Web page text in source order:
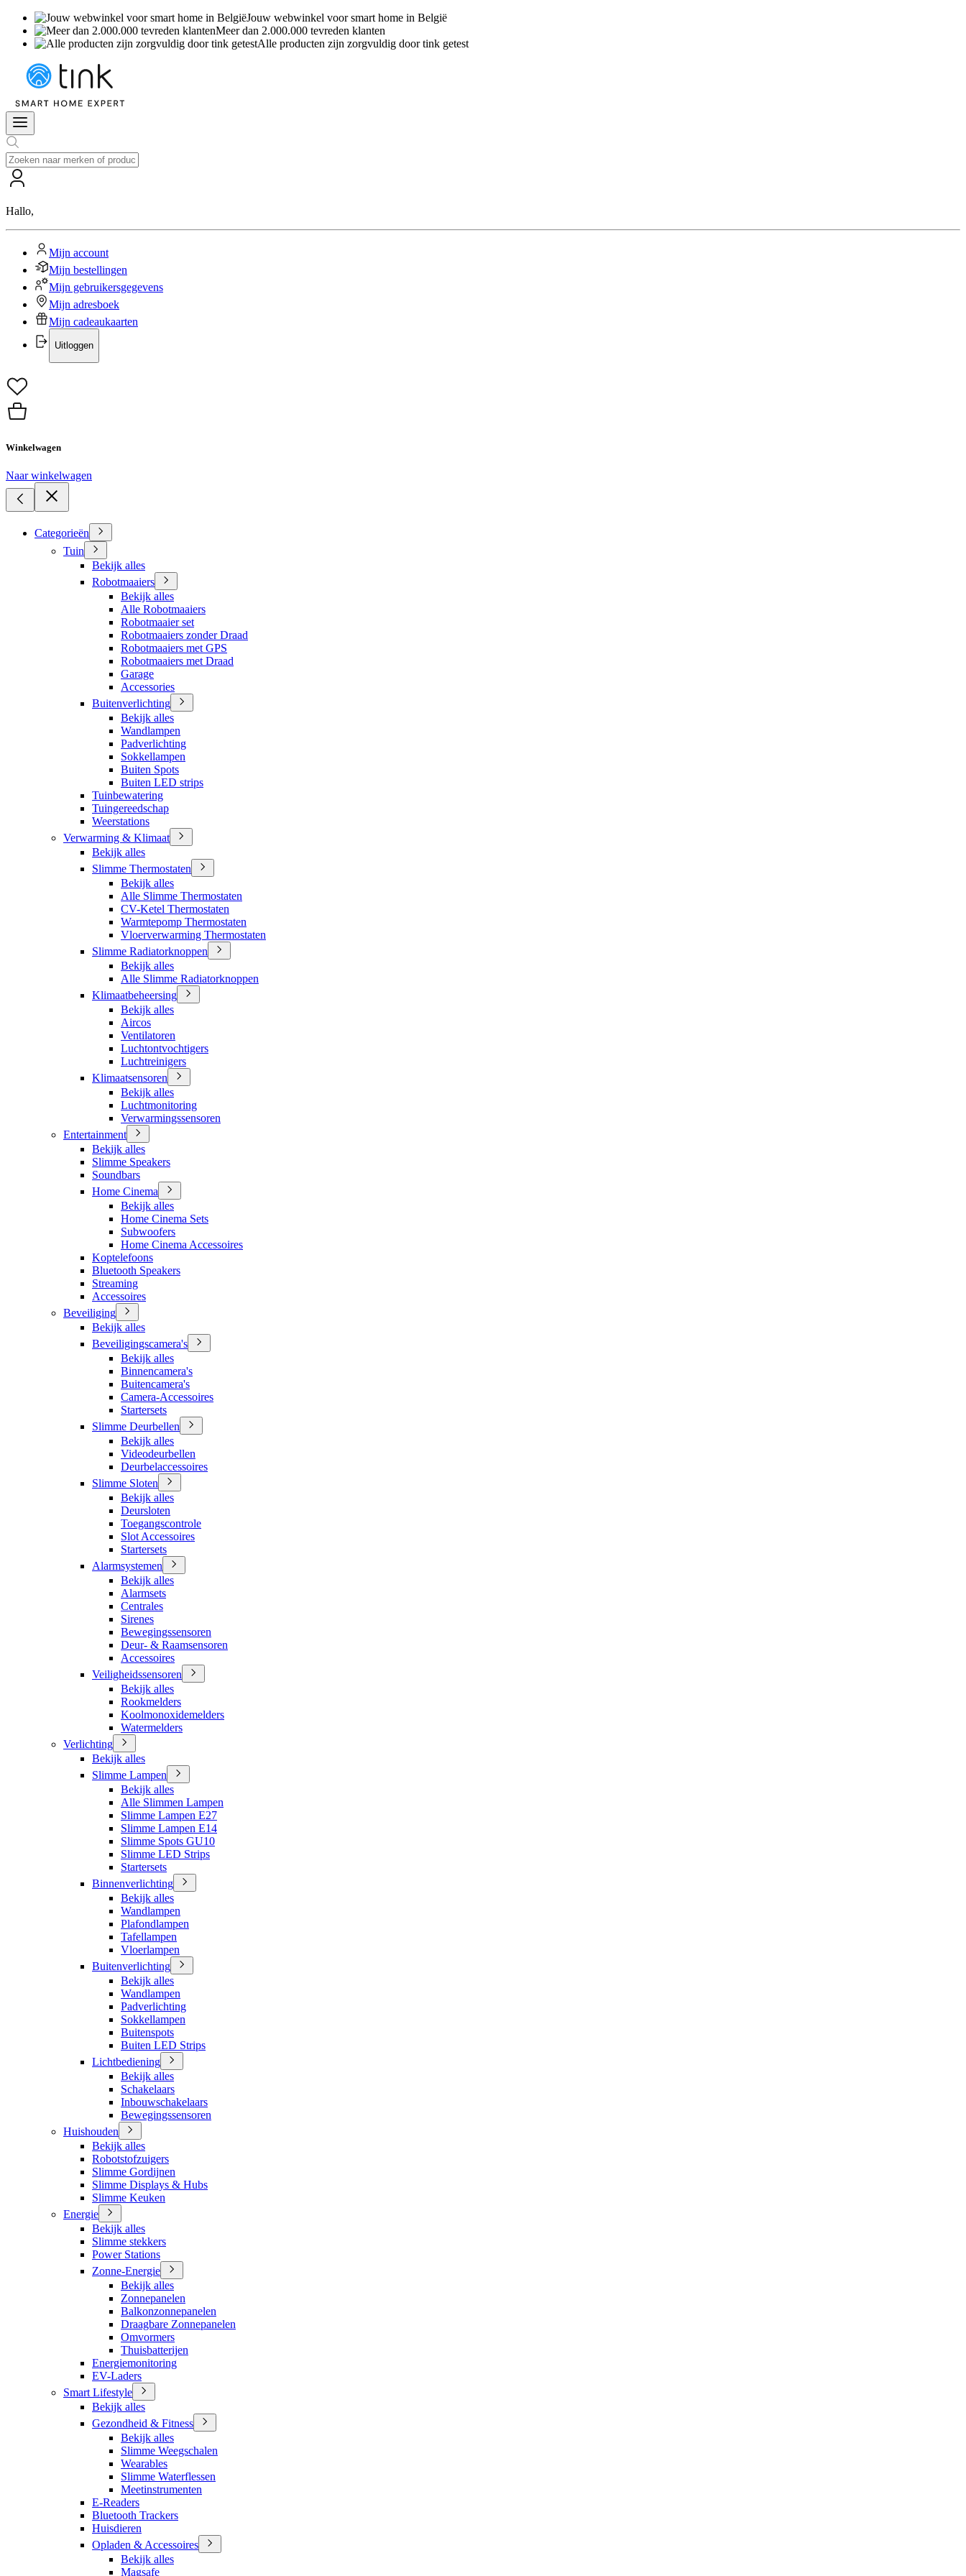
Jouw webwinkel voor smart home in België
Meer dan 2.000.000 tevreden klanten
Alle producten zijn zorgvuldig door tink getest
Hallo,
Mijn account
Mijn bestellingen
Mijn gebruikersgegevens
Mijn adresboek
Mijn cadeaukaarten
Uitloggen
Winkelwagen
Naar winkelwagen
Categorieën
Tuin
Bekijk alles
Robotmaaiers
Bekijk alles
Alle Robotmaaiers
Robotmaaier set
Robotmaaiers zonder Draad
Robotmaaiers met GPS
Robotmaaiers met Draad
Garage
Accessories
Buitenverlichting
Bekijk alles
Wandlampen
Padverlichting
Sokkellampen
Buiten Spots
Buiten LED strips
Tuinbewatering
Tuingereedschap
Weerstations
Verwarming & Klimaat
Bekijk alles
Slimme Thermostaten
Bekijk alles
Alle Slimme Thermostaten
CV-Ketel Thermostaten
Warmtepomp Thermostaten
Vloerverwarming Thermostaten
Slimme Radiatorknoppen
Bekijk alles
Alle Slimme Radiatorknoppen
Klimaatbeheersing
Bekijk alles
Aircos
Ventilatoren
Luchtontvochtigers
Luchtreinigers
Klimaatsensoren
Bekijk alles
Luchtmonitoring
Verwarmingssensoren
Entertainment
Bekijk alles
Slimme Speakers
Soundbars
Home Cinema
Bekijk alles
Home Cinema Sets
Subwoofers
Home Cinema Accessoires
Koptelefoons
Bluetooth Speakers
Streaming
Accessoires
Beveiliging
Bekijk alles
Beveiligingscamera's
Bekijk alles
Binnencamera's
Buitencamera's
Camera-Accessoires
Startersets
Slimme Deurbellen
Bekijk alles
Videodeurbellen
Deurbelaccessoires
Slimme Sloten
Bekijk alles
Deursloten
Toegangscontrole
Slot Accessoires
Startersets
Alarmsystemen
Bekijk alles
Alarmsets
Centrales
Sirenes
Bewegingssensoren
Deur- & Raamsensoren
Accessoires
Veiligheidssensoren
Bekijk alles
Rookmelders
Koolmonoxidemelders
Watermelders
Verlichting
Bekijk alles
Slimme Lampen
Bekijk alles
Alle Slimmen Lampen
Slimme Lampen E27
Slimme Lampen E14
Slimme Spots GU10
Slimme LED Strips
Startersets
Binnenverlichting
Bekijk alles
Wandlampen
Plafondlampen
Tafellampen
Vloerlampen
Buitenverlichting
Bekijk alles
Wandlampen
Padverlichting
Sokkellampen
Buitenspots
Buiten LED Strips
Lichtbediening
Bekijk alles
Schakelaars
Inbouwschakelaars
Bewegingssensoren
Huishouden
Bekijk alles
Robotstofzuigers
Slimme Gordijnen
Slimme Displays & Hubs
Slimme Keuken
Energie
Bekijk alles
Slimme stekkers
Power Stations
Zonne-Energie
Bekijk alles
Zonnepanelen
Balkonzonnepanelen
Draagbare Zonnepanelen
Omvormers
Thuisbatterijen
Energiemonitoring
EV-Laders
Smart Lifestyle
Bekijk alles
Gezondheid & Fitness
Bekijk alles
Slimme Weegschalen
Wearables
Slimme Waterflessen
Meetinstrumenten
E-Readers
Bluetooth Trackers
Huisdieren
Opladen & Accessoires
Bekijk alles
Magsafe